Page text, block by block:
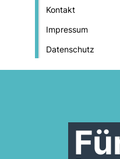
Kontakt
Impressum
Datenschutz